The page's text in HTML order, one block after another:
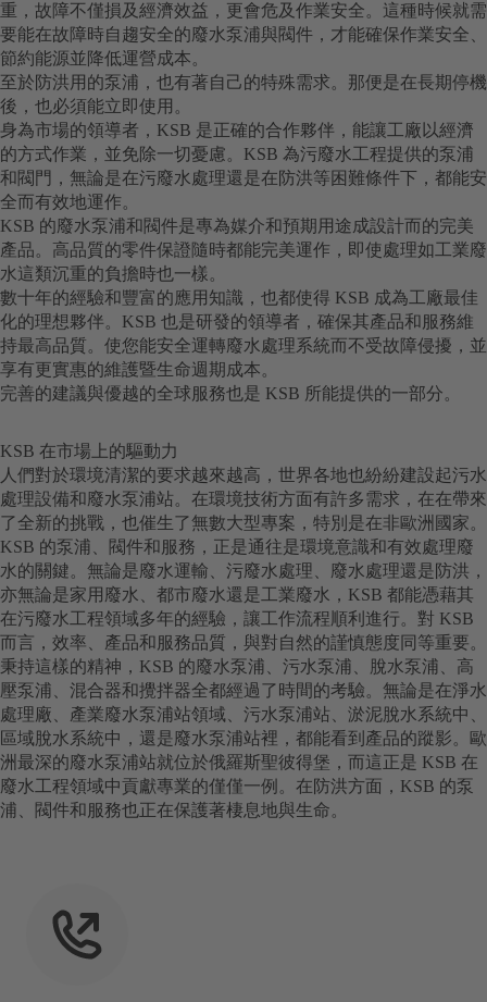
重，故障不僅損及經濟效益，更會危及作業安全。這種時候就需
要能在故障時自趨安全的廢水泵浦與閥件，才能確保作業安全、
節約能源並降低運營成本。
至於防洪用的泵浦，也有著自己的特殊需求。那便是在長期停機
後，也必須能立即使用。
身為市場的領導者，KSB 是正確的合作夥伴，能讓工廠以經濟
的方式作業，並免除一切憂慮。KSB 為污廢水工程提供的泵浦
和閥門，無論是在污廢水處理還是在防洪等困難條件下，都能安
全而有效地運作。
KSB 的廢水泵浦和閥件是專為媒介和預期用途成設計而的完美
產品。高品質的零件保證隨時都能完美運作，即使處理如工業廢
水這類沉重的負擔時也一樣。
數十年的經驗和豐富的應用知識，也都使得 KSB 成為工廠最佳
化的理想夥伴。KSB 也是研發的領導者，確保其產品和服務維
持最高品質。使您能安全運轉廢水處理系統而不受故障侵擾，並
享有更實惠的維護暨生命週期成本。
完善的建議與優越的全球服務也是 KSB 所能提供的一部分。
KSB 在市場上的驅動力
人們對於環境清潔的要求越來越高，世界各地也紛紛建設起污水
處理設備和廢水泵浦站。在環境技術方面有許多需求，在在帶來
了全新的挑戰，也催生了無數大型專案，特別是在非歐洲國家。
KSB 的泵浦、閥件和服務，正是通往是環境意識和有效處理廢
水的關鍵。無論是廢水運輸、污廢水處理、廢水處理還是防洪，
亦無論是家用廢水、都市廢水還是工業廢水，KSB 都能憑藉其
在污廢水工程領域多年的經驗，讓工作流程順利進行。對 KSB
而言，效率、產品和服務品質，與對自然的謹慎態度同等重要。
秉持這樣的精神，KSB 的廢水泵浦、污水泵浦、脫水泵浦、高
壓泵浦、混合器和攪拌器全都經過了時間的考驗。無論是在淨水
處理廠、產業廢水泵浦站領域、污水泵浦站、淤泥脫水系統中、
區域脫水系統中，還是廢水泵浦站裡，都能看到產品的蹤影。歐
洲最深的廢水泵浦站就位於俄羅斯聖彼得堡，而這正是 KSB 在
廢水工程領域中貢獻專業的僅僅一例。在防洪方面，KSB 的泵
浦、閥件和服務也正在保護著棲息地與生命。